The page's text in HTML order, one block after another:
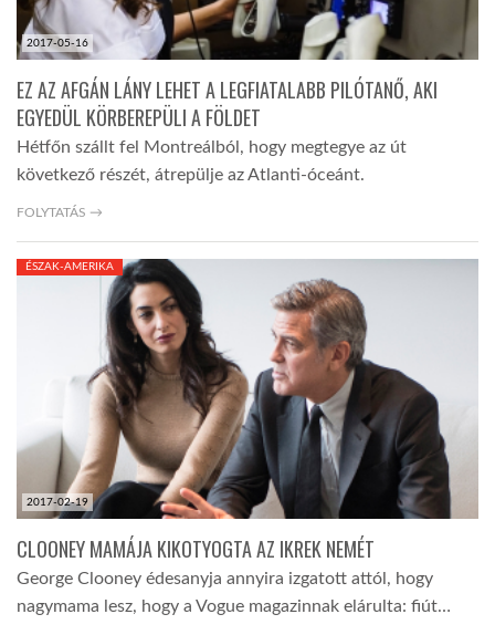
2017-05-16
EZ AZ AFGÁN LÁNY LEHET A LEGFIATALABB PILÓTANŐ, AKI
EGYEDÜL KÖRBEREPÜLI A FÖLDET
Hétfőn szállt fel Montreálból, hogy megtegye az út
következő részét, átrepülje az Atlanti-óceánt.
FOLYTATÁS →
2017-02-19
ÉSZAK-AMERIKA
CLOONEY MAMÁJA KIKOTYOGTA AZ IKREK NEMÉT
George Clooney édesanyja annyira izgatott attól, hogy
nagymama lesz, hogy a Vogue magazinnak elárulta: fiút…